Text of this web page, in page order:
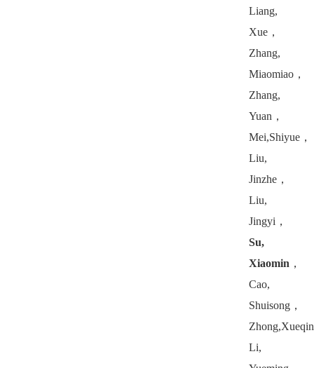
Liang,
Xue ，
Zhang,
Miaomiao ，
Zhang,
Yuan ，
Mei,Shiyue ，
Liu,
Jinzhe ，
Liu,
Jingyi ，
Su,
Xiaomin ，
Cao,
Shuisong ，
Li,